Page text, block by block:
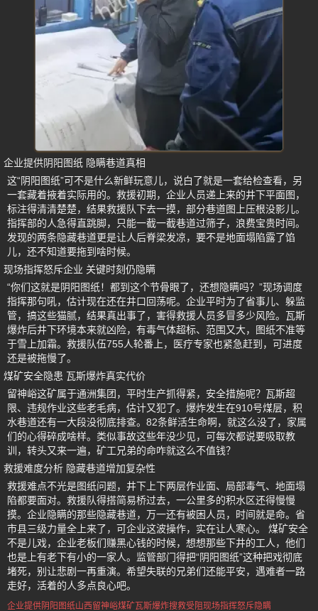
企业提供阴阳图纸 隐瞒巷道真相
这“阴阳图纸”可不是什么新鲜玩意儿，说白了就是一套给检查看，另
一套藏着掖着实际用的。救援初期，企业人员递上来的井下平面图，
标注得清清楚楚，结果救援队下去一摸，部分巷道图上压根没影儿。
指挥部的人急得直跳脚，只能一截一截巷道过筛子，浪费宝贵时间。
发现的两条隐藏巷道更是让人后脊梁发凉，要不是地面塌陷露了馅
儿，还不知道要拖到啥时候。
现场指挥怒斥企业 关键时刻仍隐瞒
“你们这就是阴阳图纸！都到这个节骨眼了，还想隐瞒吗？”现场调度
指挥那句吼，估计现在还在井口回荡呢。企业平时为了省事儿、躲监
管，搞这些猫腻，结果真出事了，害得救援人员多冒多少风险。瓦斯
爆炸后井下环境本来就凶险，有毒气体超标、范围又大，图纸不准等
于雪上加霜。救援队伍755人轮番上，医疗专家也紧急赶到，可进度
还是被拖慢了。
煤矿安全隐患 瓦斯爆炸真实代价
留神峪这矿属于通洲集团，平时生产抓得紧，安全措施呢？瓦斯超
限、违规作业这些老毛病，估计又犯了。爆炸发生在910号煤层，积
水巷道还有一大段没彻底排查。82条鲜活生命啊，就这么没了，家属
们的心得碎成啥样。类似事故这些年没少见，可每次都说要吸取教
训，转头又来一遍，矿工兄弟的命咋就这么不值钱？
救援难度分析 隐藏巷道增加复杂性
救援难点不光是图纸问题，井下上下两层作业面、局部毒气、地面塌
陷都要面对。救援队得搭简易桥过去，一公里多的积水区还得慢慢
摸。企业隐瞒的那些隐藏巷道，万一还有被困人员，时间就是命。省
市县三级力量全上来了，可企业这波操作，实在让人寒心。 煤矿安全
不是儿戏，企业老板们赚黑心钱的时候，想想那些下井的工人，他们
也是上有老下有小的一家人。监管部门得把“阴阳图纸”这种把戏彻底
堵死，别让悲剧一再重演。希望失联的兄弟们还能平安，遇难者一路
走好，活着的人多点良心吧。
企业提供阴阳图纸山西留神峪煤矿瓦斯爆炸搜救受阻现场指挥怒斥隐瞒